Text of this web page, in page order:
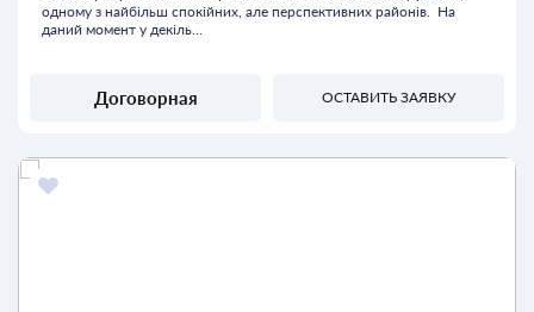
одному з найбільш спокійних, але перспективних районів. На
даний момент у декіль...
Договорная ОСТАВИТЬ ЗАЯВКУ